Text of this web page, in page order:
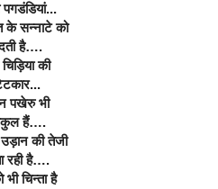
पगडंडियां...
के सन्नाटे को
है….
की
पखेरु भी
हैं….
की तेजी
रही है….
भी चिन्ता है